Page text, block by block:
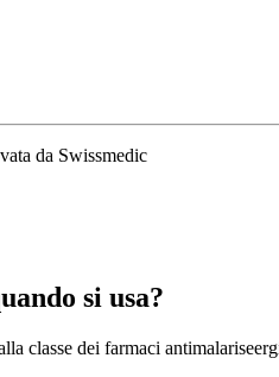
da Swissmedic
si usa?
classe dei farmaci